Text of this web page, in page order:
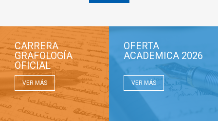
CARRERA
GRAFOLOGÍA
OFICIAL
VER MÁS
OFERTA
ACADEMICA 2026
VER MÁS